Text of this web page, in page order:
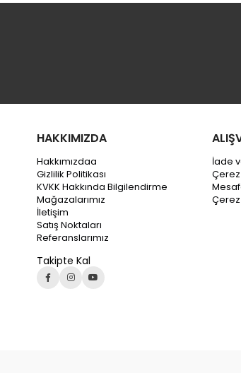
HAKKIMIZDA
Hakkımızdaa
Gizlilik Politikası
KVKK Hakkında Bilgilendirme
Mağazalarımız
İletişim
Satış Noktaları
Referanslarımız
Takipte Kal
İade
Çerez